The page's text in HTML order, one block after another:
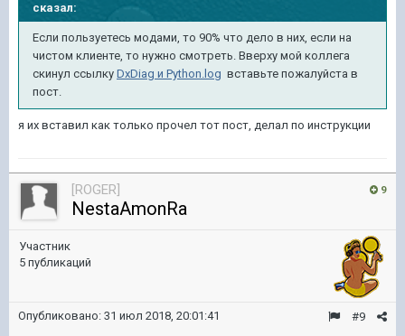
сказал:
Если пользуетесь модами, то 90% что дело в них, если на
чистом клиенте, то нужно смотреть. Вверху мой коллега
скинул ссылку DxDiag и Python.log вставьте пожалуйста в
пост.
я их вставил как только прочел тот пост, делал по инструкции
9
[ROGER]
NestaAmonRa
Участник
5 публикаций
#9
Опубликовано: 31 июл 2018, 20:01:41